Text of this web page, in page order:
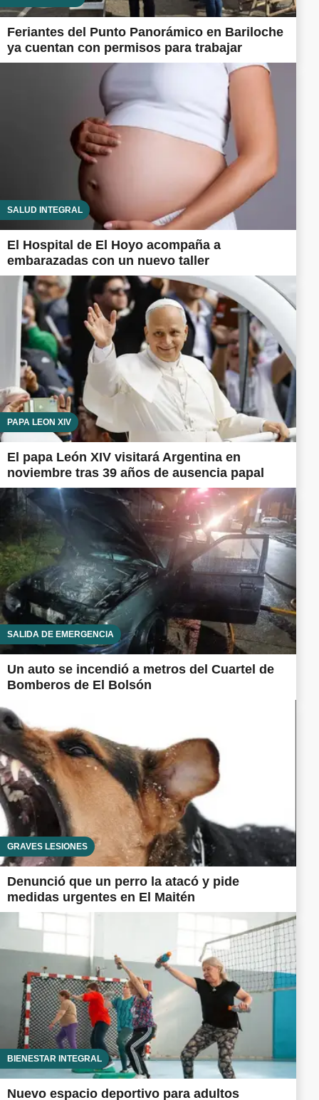
Feriantes del Punto Panorámico en Bariloche
ya cuentan con permisos para trabajar
SALUD INTEGRAL
El Hospital de El Hoyo acompaña a
embarazadas con un nuevo taller
PAPA LEÓN XIV
El papa León XIV visitará Argentina en
noviembre tras 39 años de ausencia papal
SALIDA DE EMERGENCIA
Un auto se incendió a metros del Cuartel de
Bomberos de El Bolsón
GRAVES LESIONES
Denunció que un perro la atacó y pide
medidas urgentes en El Maitén
BIENESTAR INTEGRAL
Nuevo espacio deportivo para adultos